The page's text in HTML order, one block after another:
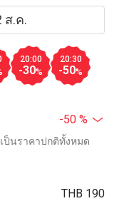
20:00
-30%
20:30
-50%
-50 %
ป็นราคาปกติทั้งหมด
THB 190